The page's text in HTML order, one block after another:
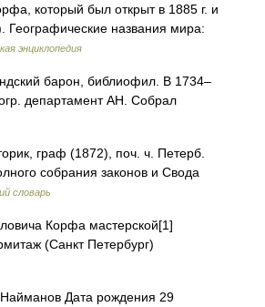
который был открыт в 1885 г. и
Географические названия мира:
энциклопедия
барон, библиофил. В 1734–
департамент АН. Собрал
граф (1872), поч. ч. Петерб.
собрания законов и Свода
словарь
Корфа мастерской[1]
(Санкт Петербург)
Дата рождения 29